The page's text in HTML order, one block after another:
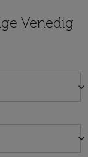
Venedig
keyboard_arrow_down
keyboard_arrow_down